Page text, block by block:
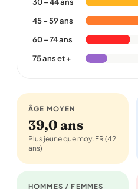
45 – 59 ans
60 – 74 ans
75 ans et +
ÂGE MOYEN
39,0 ans
Plus jeune que moy. FR (42
ans)
HOMMES / FEMMES